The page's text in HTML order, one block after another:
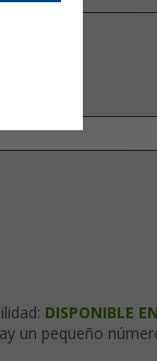
DISPONIBLE
un pequeño